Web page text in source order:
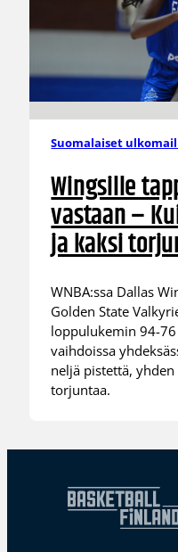
Suomalaiset
Wingsille
vastaan –
ja kaksi
WNBA:ssa Dallas
Golden State
loppulukemin 94-
vaihdoissa
neljä pistettä,
torjuntaa.